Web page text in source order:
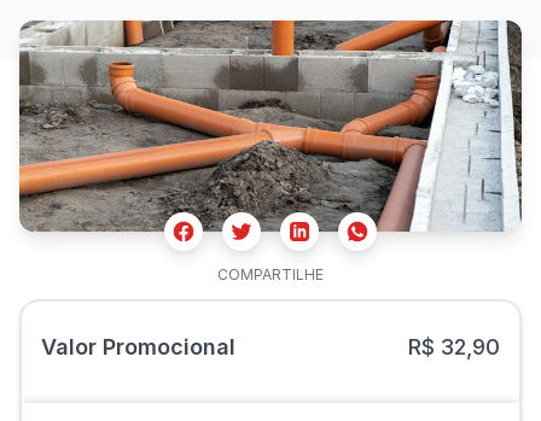
FacebookTwitterLinkedinWhatsapp
COMPARTILHE
Valor Promocional R$ 32,90